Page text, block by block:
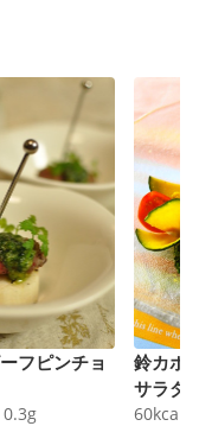
フピンチョ
0.3g
鈴カボ
サラダ
60kcal